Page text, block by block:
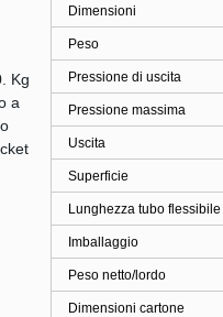
Dimensioni
Peso
Pressione di uscita
Pressione massima
Uscita
Superficie
Lunghezza tubo flessibile
Imballaggio
Peso netto/lordo
Dimensioni cartone